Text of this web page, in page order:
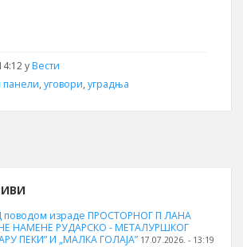
уВести
панели,уговори,уградња
поводом израде ПРОСТОРНОГ П ЛАНА
НАМЕНЕ РУДАРСКО - МЕТАЛУРШКОГ
ПЕКИ” И „МАЛКА ГОЛАЈА” 17.07.2026. - 13:19